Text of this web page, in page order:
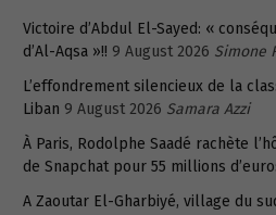
Victoire d’Abdul El-Sayed: «
d’Al-Aqsa »!! 9 August 2026 Simone
L’effondrement silencieux de la
Liban 9 August 2026 Samara Azzi
À Paris, Rodolphe Saadé rachète
de Snapchat pour 55 millions
A Zaoutar El-Gharbiyé, village du